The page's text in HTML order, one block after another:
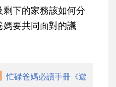
下的家務該如何分
要共同面對的議
忙碌爸媽必讀手冊《遊